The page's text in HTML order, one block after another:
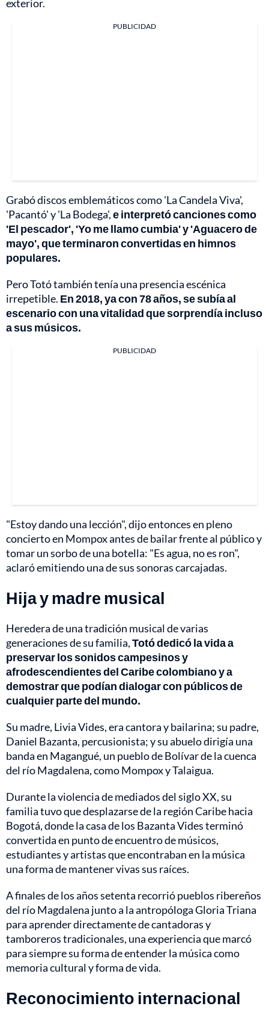
exterior.
PUBLICIDAD
Grabó discos emblemáticos como 'La Candela Viva',
'Pacantó' y 'La Bodega',e interpretó canciones como
'El pescador', 'Yo me llamo cumbia' y 'Aguacero de
mayo', que terminaron convertidas en himnos
populares.
Pero Totó también tenía una presencia escénica
irrepetible. En 2018, ya con 78 años, se subía al
escenario con una vitalidad que sorprendía incluso
a sus músicos.
PUBLICIDAD
"Estoy dando una lección", dijo entonces en pleno
concierto en Mompox antes de bailar frente al público y
tomar un sorbo de una botella: "Es agua, no es ron",
aclaró emitiendo una de sus sonoras carcajadas.
Hija y madre musical
Heredera de una tradición musical de varias
generaciones de su familia,Totó dedicó la vida a
preservar los sonidos campesinos y
afrodescendientes del Caribe colombiano y a
demostrar que podían dialogar con públicos de
cualquier parte del mundo.
Su madre, Livia Vides, era cantora y bailarina; su padre,
Daniel Bazanta, percusionista; y su abuelo dirigía una
banda en Magangué, un pueblo de Bolívar de la cuenca
del río Magdalena, como Mompox y Talaigua.
Durante la violencia de mediados del siglo XX, su
familia tuvo que desplazarse de la región Caribe hacia
Bogotá, donde la casa de los Bazanta Vides terminó
convertida en punto de encuentro de músicos,
estudiantes y artistas que encontraban en la música
una forma de mantener vivas sus raíces.
A finales de los años setenta recorrió pueblos ribereños
del río Magdalena junto a la antropóloga Gloria Triana
para aprender directamente de cantadoras y
tamboreros tradicionales, una experiencia que marcó
para siempre su forma de entender la música como
memoria cultural y forma de vida.
Reconocimiento internacional